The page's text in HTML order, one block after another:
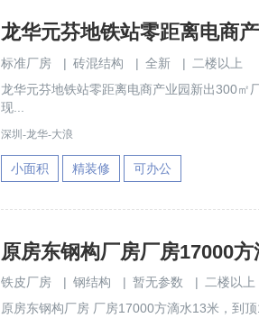
标准厂房 | 砖混结构 | 全新 |
二楼以上
龙华元芬地铁站零距离电商产业园新出300㎡
现...
深圳-龙华-大浪
小面积 精装修 可办公
原房东钢构厂房厂房17000
铁皮厂房 | 钢结构 | 暂无参数 | 二楼以上
原房东钢构厂房 厂房17000方滴水13米，到顶